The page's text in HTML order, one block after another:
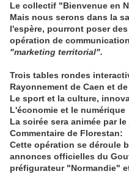
Le collectif "Bienvenue en
Mais nous serons dans la
l'espère, pourront poser
opération de
"marketing territorial".
Trois tables rondes
Rayonnement de Caen et
Le sport et la culture,
L'économie et le numérique
La soirée sera animée par
Commentaire de Florestan:
Cette opération se déroule
annonces officielles du
préfigurateur "Normandie"